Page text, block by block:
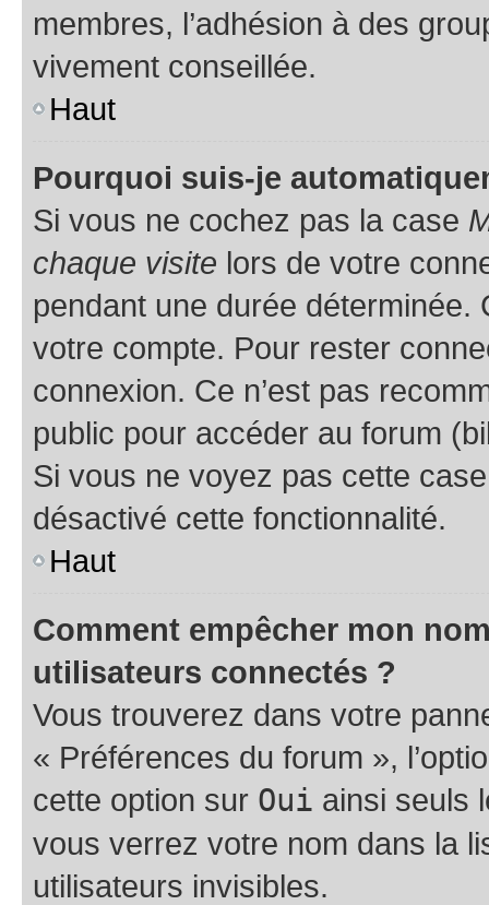
membres, l’adhésion à des
vivement conseillée.
Haut
Pourquoi suis-je
Si vous ne cochez pas la case
chaque visite lors de votre
pendant une durée déterminée.
votre compte. Pour rester
connexion. Ce n’est pas
public pour accéder au forum
Si vous ne voyez pas cette
désactivé cette fonctionnalité.
Haut
Comment empêcher mon
utilisateurs connectés ?
Vous trouverez dans votre
« Préférences du forum »,
cette option sur Oui ainsi seuls
vous verrez votre nom dans la
utilisateurs invisibles.